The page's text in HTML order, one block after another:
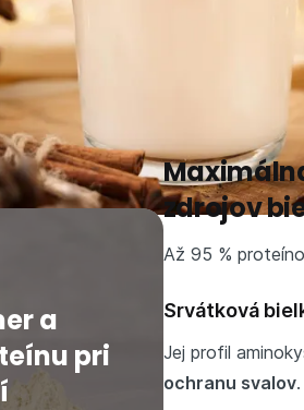
zdrojov
Až 95 %
Srvátková
Jej profil
ochranu svalov.
a
pri